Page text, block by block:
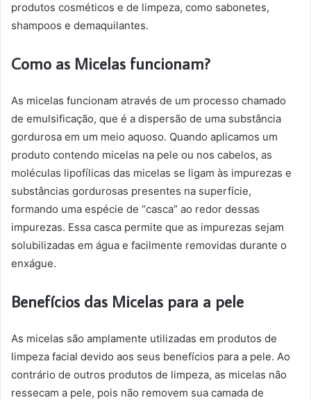
produtos cosméticos e de limpeza, como sabonetes,
shampoos e demaquilantes.
Como as Micelas funcionam?
As micelas funcionam através de um processo chamado
de emulsificação, que é a dispersão de uma substância
gordurosa em um meio aquoso. Quando aplicamos um
produto contendo micelas na pele ou nos cabelos, as
moléculas lipofílicas das micelas se ligam às impurezas e
substâncias gordurosas presentes na superfície,
formando uma espécie de “casca” ao redor dessas
impurezas. Essa casca permite que as impurezas sejam
solubilizadas em água e facilmente removidas durante o
enxágue.
Benefícios das Micelas para a pele
As micelas são amplamente utilizadas em produtos de
limpeza facial devido aos seus benefícios para a pele. Ao
contrário de outros produtos de limpeza, as micelas não
ressecam a pele, pois não removem sua camada de